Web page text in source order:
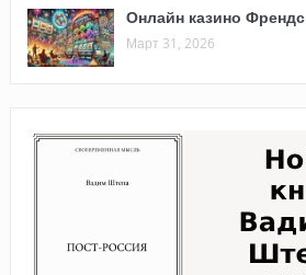
Онлайн казино Френдс
Март 31, 2026